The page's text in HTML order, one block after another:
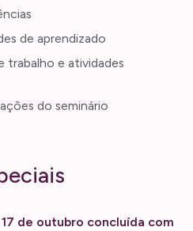
de aprendizado
trabalho e atividades
do seminário
de outubro concluída com